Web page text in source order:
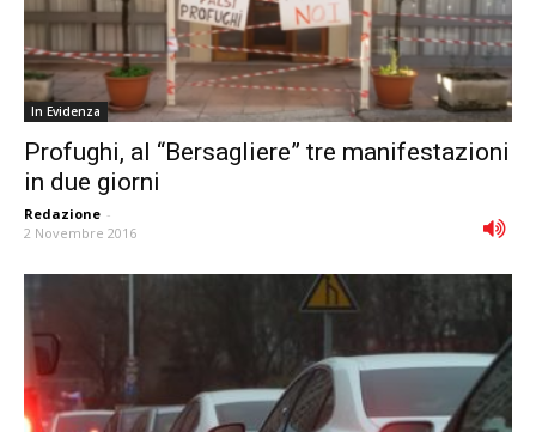
In Evidenza
Profughi, al “Bersagliere” tre manifestazioni
in due giorni
Redazione -
2 Novembre 2016